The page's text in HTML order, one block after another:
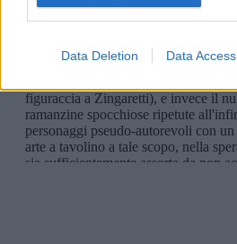
Data Deletion Data Access